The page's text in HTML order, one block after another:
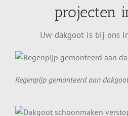
projecten
Uw dakgoot is bij ons
Regenpijp gemonteerd aan